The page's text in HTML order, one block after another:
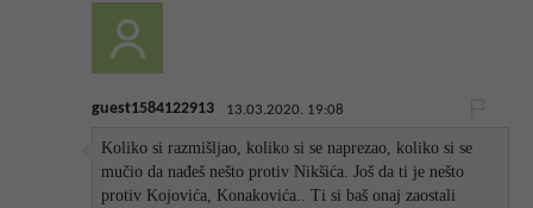
guest1584122913 13.03.2020. 19:08
Koliko si razmišljao, koliko si se naprezao, koliko si se
mučio da nađeš nešto protiv Nikšića. Još da ti je nešto
protiv Kojovića, Konakovića.. Ti si baš onaj zaostali